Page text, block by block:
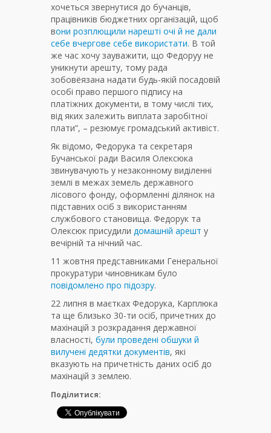
хочеться звернутися до бучанців,
працівників бюджетних організацій, щоб
вони розплющили нарешті очі й не дали
себе вчергове себе використати. В той
же час хочу зауважити, що Федоруу не
уникнути арешту, тому рада
зобовёязана надати будь-якій посадовій
особі право першого підпису на
платіжних документи, в тому числі тих,
від яких залежить виплата заробітної
плати”, – резюмує громадський активіст.
Як відомо, Федорука та секретаря
Бучанської ради Василя Олексюка
звинувачують у незаконному виділенні
землі в межах земель державного
лісового фонду, оформленні ділянок на
підставних осіб з використанням
службового становища. Федорук та
Олексюк присудили домашній арешт у
вечірній та нічний час.
11 жовтня представниками Генеральної
прокуратури чиновникам було
повідомлено про підозру.
22 липня в маєтках Федорука, Карплюка
та ще близько 30-ти осіб, причетних до
махінацій з розкрадання державної
власності, були проведені обшуки й
вилучені дедятки документів, які
вказують на причетність даних осіб до
махінацій з землею.
Поділитися: